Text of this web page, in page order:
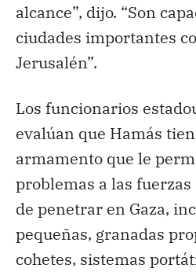
alcance”, dijo. “Son
ciudades importantes
Jerusalén”.
Los funcionarios
evalúan que Hamás
armamento que le
problemas a las
de penetrar en Gaza,
pequeñas, granadas
cohetes, sistemas